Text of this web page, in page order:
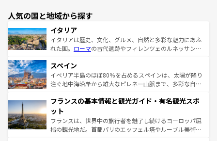
人気の国と地域から探す
イタリア
イタリアは歴史、文化、グルメ、自然と多彩な魅力にあふ
れた国。 ローマの古代遺跡やフィレンツェのルネッサンス
ろん、トスカーナの美しい田園風景やアマルフィ海岸の絶
景など、自然景観も見逃せない。観光の合間には、本場の
ピザやパスタなど、絶品のイタリア料理を堪能することも
ませてくれるイタリアで、忘れられない旅をしてみよう！
なお、新着のイタリア情報は
しい。
スペイン
イベリア半島のほぼ80％を占めるスペインは、太陽が降り
注ぐ地中海沿岸から雄大なピレネー山脈まで、多彩な自然
文化が根付くこの国では、情熱的なフラメンコ、熱気あふ
れる闘牛、そして美味しいタパスが生活の一部となってい
る。首都マドリードの洗練された雰囲気や、バルセロナの
アートに溢れた街角から、地方では古代ローマ遺跡や中世
フランスの基本情報と観光ガイド・有名観光スポ
ット
フランスは、世界中の旅行者を魅了し続けるヨーロッパ屈
指の観光地だ。首都パリのエッフェル塔やルーブル美術館